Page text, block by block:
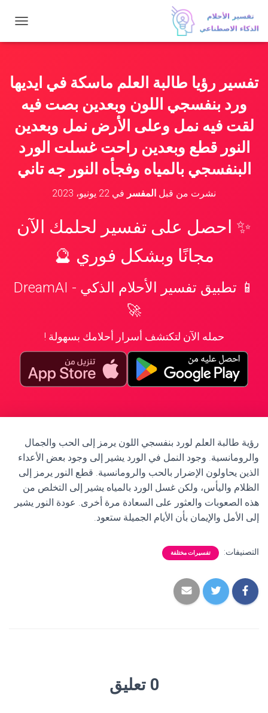
ب
ا
ق
ل
تفسير رؤيا طالبة العلم ماسكة في ايديها
ورد بنفسجي اللون وبعدين بصت فيه
لقت فيه نمل وعلى الأرض نمل وبعدين
النور قطع وبعدين راحت غسلت الورد
البنفسجي بالمياه وفجأه النور جه تاني
نشرت من قبل المفسر في 22 يونيو، 2023
✨ احصل على تفسير لحلمك الآن
مجانًا وبشكل فوري 🔮
📱 تطبيق تفسير الأحلام الذكي - DreamAI
🚀
حمله الآن لتكتشف أسرار أحلامك بسهولة !
رؤية طالبة العلم لورد بنفسجي اللون يرمز إلى الحب والجمال
والرومانسية. وجود النمل في الورد يشير إلى وجود بعض الأعداء
الذين يحاولون الإضرار بالحب والرومانسية. قطع النور يرمز إلى
الظلام واليأس، ولكن غسل الورد بالمياه يشير إلى التخلص من
هذه الصعوبات والعثور على السعادة مرة أخرى. عودة النور يشير
إلى الأمل والإيمان بأن الأيام الجميلة ستعود.
التصنيفات: تفسيرات مختلفة
0 تعليق